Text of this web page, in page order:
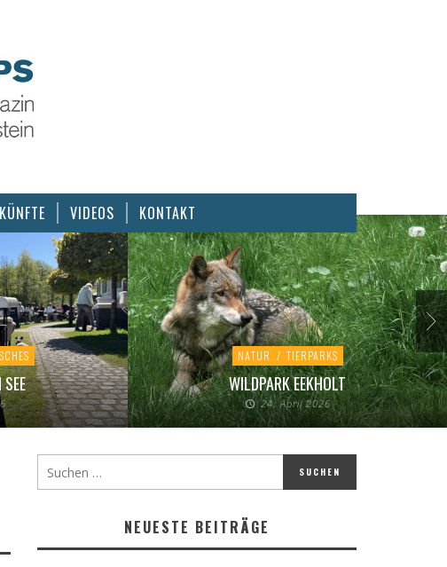
VIDEOS KONTAKT
NATUR / TIERPARKS
WILDPARK EEKHOLT
24. April 2026
NEUESTE BEITRÄGE